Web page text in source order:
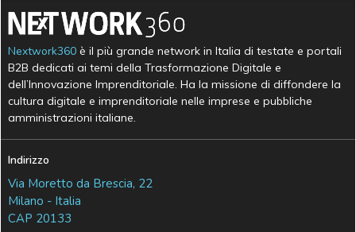
Nextwork360 è il più grande network in Italia di testate e portali
B2B dedicati ai temi della Trasformazione Digitale e
dell’Innovazione Imprenditoriale. Ha la missione di diffondere la
cultura digitale e imprenditoriale nelle imprese e pubbliche
amministrazioni italiane.
Indirizzo
Via Moretto da Brescia, 22
Milano - Italia
CAP 20133